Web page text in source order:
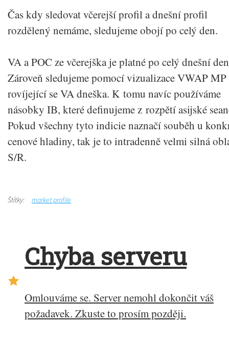
Čas kdy sledovat včerejší profil a dnešní profil
rozdělený nemáme, sledujeme obojí po celý den.
VA a POC ze včerejška je platné po celý dnešní
Zároveň sledujeme pomocí vizualizace VWAP MP
rovíjející se VA dneška. K tomu navíc používáme
násobky IB, které definujeme z rozpětí asijské
Pokud všechny tyto indicie naznačí souběh u
cenové hladiny, tak je to intradenně velmi silná
S/R.
Štítky: market profile
Chyba serveru
Omlouváme se. Server nemohl dokončit váš
požadavek. Zkuste to prosím později.